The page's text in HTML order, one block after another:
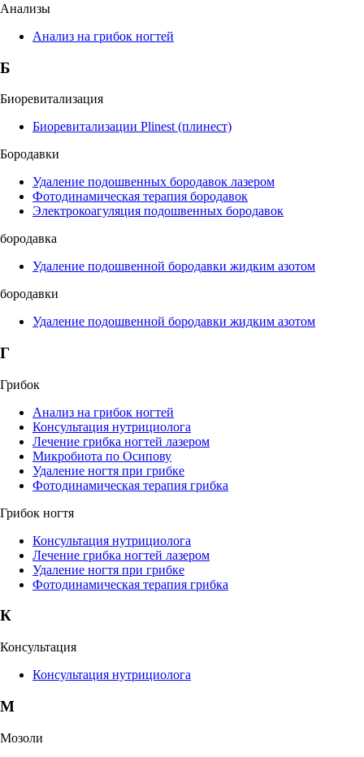
Анализы
Анализ на грибок ногтей
Б
Биоревитализация
Биоревитализации Plinest (плинест)
Бородавки
Удаление подошвенных бородавок лазером
Фотодинамическая терапия бородавок
Электрокоагуляция подошвенных бородавок
бородавка
Удаление подошвенной бородавки жидким азотом
бородавки
Удаление подошвенной бородавки жидким азотом
Г
Грибок
Анализ на грибок ногтей
Консультация нутрициолога
Лечение грибка ногтей лазером
Микробиота по Осипову
Удаление ногтя при грибке
Фотодинамическая терапия грибка
Грибок ногтя
Консультация нутрициолога
Лечение грибка ногтей лазером
Удаление ногтя при грибке
Фотодинамическая терапия грибка
К
Консультация
Консультация нутрициолога
М
Мозоли